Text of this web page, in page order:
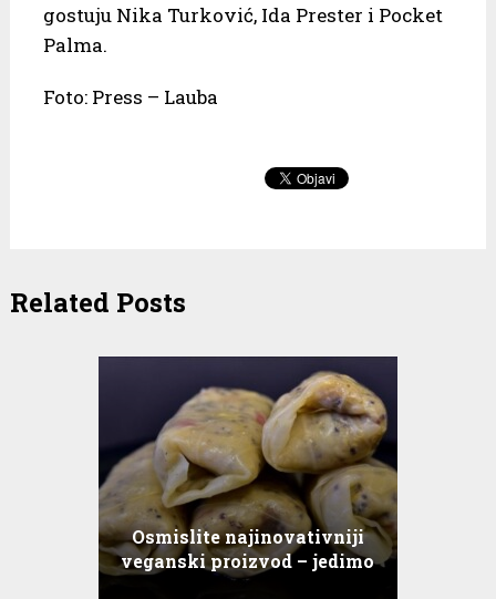
gostuju Nika Turković, Ida Prester i Pocket
Palma.
Foto: Press – Lauba
Related Posts
Osmislite najinovativniji
veganski proizvod – jedimo
zeleno